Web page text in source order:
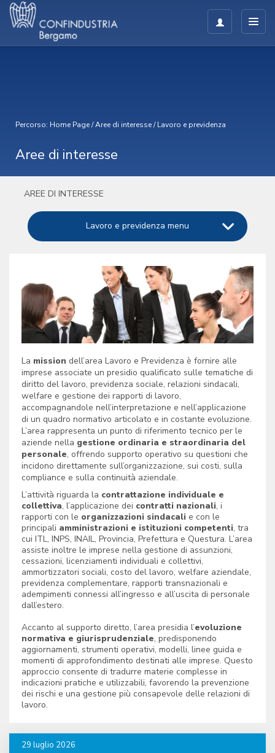
Percorso: Home Page/Aree di interesse/Lavoro e previdenza
Aree di interesse
AREE DI INTERESSE
Lavoro e previdenza menu
La mission dell’area Lavoro e Previdenza è fornire alle
imprese associate un presidio qualificato sulle tematiche di
diritto del lavoro, previdenza sociale, relazioni sindacali,
welfare e gestione dei rapporti di lavoro,
accompagnandole nell’interpretazione e nell’applicazione
di un quadro normativo articolato e in costante evoluzione.
L’area rappresenta un punto di riferimento tecnico per le
aziende nella gestione ordinaria e straordinaria del
personale, offrendo supporto operativo su questioni che
incidono direttamente sull’organizzazione, sui costi, sulla
compliance e sulla continuità aziendale.
L’attività riguarda la contrattazione individuale e
collettiva, l’applicazione dei contratti nazionali, i
rapporti con le organizzazioni sindacali e con le
principali amministrazioni e istituzioni competenti, tra
cui ITL, INPS, INAIL, Provincia, Prefettura e Questura. L’area
assiste inoltre le imprese nella gestione di assunzioni,
cessazioni, licenziamenti individuali e collettivi,
ammortizzatori sociali, costo del lavoro, welfare aziendale,
previdenza complementare, rapporti transnazionali e
adempimenti connessi all’ingresso e all’uscita di personale
dall’estero.
Accanto al supporto diretto, l’area presidia l’evoluzione
normativa e giurisprudenziale, predisponendo
aggiornamenti, strumenti operativi, modelli, linee guida e
momenti di approfondimento destinati alle imprese. Questo
approccio consente di tradurre materie complesse in
indicazioni pratiche e utilizzabili, favorendo la prevenzione
dei rischi e una gestione più consapevole delle relazioni di
lavoro.
29 luglio 2026